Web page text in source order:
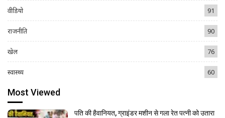
वीडियो 91
राजनीति 90
खेल 76
स्वास्थ्य 60
Most Viewed
पति की हैवानियत, ग्राइंडर मशीन से गला रेत पत्नी को उतारा